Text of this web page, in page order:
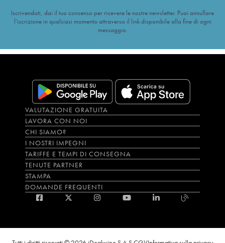
Iscrivendoti, dai il tuo consenso per ricevere le nostre newsletter. Puoi annullare
l’iscrizione in qualsiasi momento attraverso il link disponibile alla fine di ogni
messaggio.
VALUTAZIONE GRATUITA
LAVORA CON NOI
CHI SIAMO?
I NOSTRI IMPEGNI
TARIFFE E TEMPI DI CONSEGNA
TENUTE PARTNER
STAMPA
DOMANDE FREQUENTI